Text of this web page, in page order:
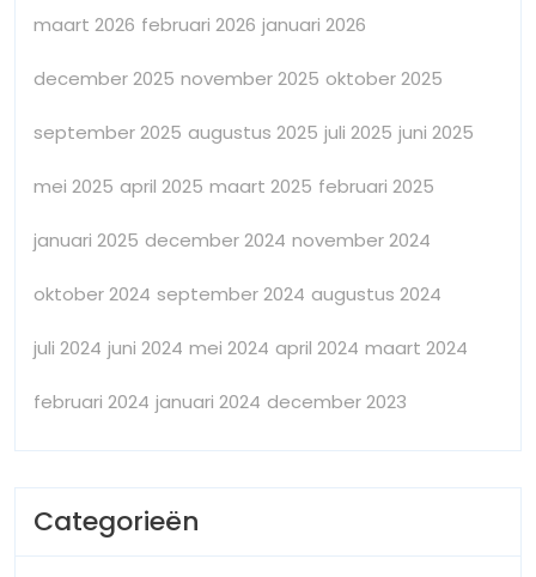
maart 2026 februari 2026 januari 2026
december 2025 november 2025 oktober 2025
september 2025 augustus 2025 juli 2025 juni 2025
mei 2025 april 2025 maart 2025 februari 2025
januari 2025 december 2024 november 2024
oktober 2024 september 2024 augustus 2024
juli 2024 juni 2024 mei 2024 april 2024 maart 2024
februari 2024 januari 2024 december 2023
Categorieën